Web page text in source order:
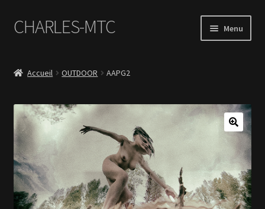
Aller
à
navigation
Aller
au
CHARLES-MTC Menu
Le Book Portfolio
Contact
Accueil OUTDOOR AAPG2